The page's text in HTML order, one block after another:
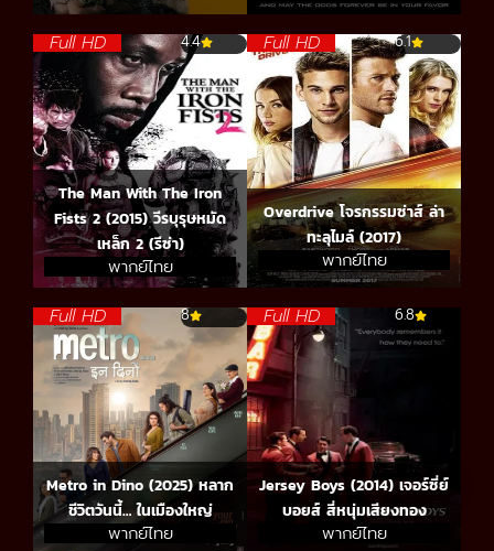
Full HD 4.4
The Man With The Iron
Fists 2 (2015) วีรบุรุษหมัด
เหล็ก 2 (รีซ่า)
พากย์ไทย
Full HD 6.1
Overdrive โจรกรรมซ่าส์ ล่า
ทะลุไมล์ (2017)
พากย์ไทย
Full HD 8
Metro in Dino (2025) หลาก
ชีวิตวันนี้… ในเมืองใหญ่
พากย์ไทย
Full HD 6.8
Jersey Boys (2014) เจอร์ซี่ย์
บอยส์ สี่หนุ่มเสียงทอง
พากย์ไทย